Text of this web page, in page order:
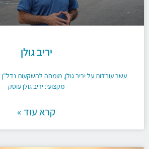
יריב גולן
עשר עובדות על יריב גולן, מומחה להשקעות נדל"ן
מקצועי: יריב גולן עוסק
קרא עוד »